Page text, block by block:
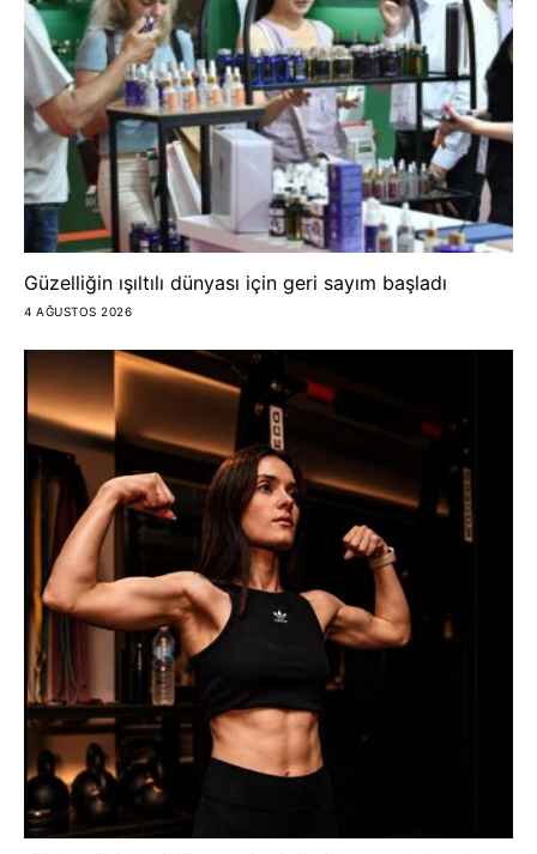
Güzelliğin ışıltılı dünyası için geri sayım başladı
4 AĞUSTOS 2026